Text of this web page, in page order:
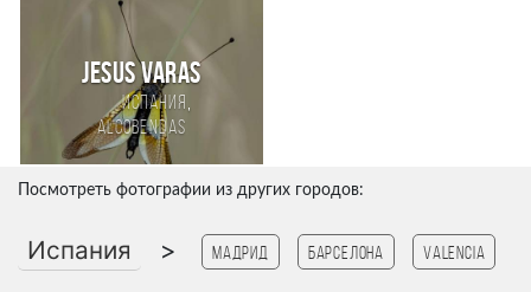
Jesus Varas
Испания ,
Alcobendas
Посмотреть фотографии из других городов:
Испания > Мадрид Барселона Valencia